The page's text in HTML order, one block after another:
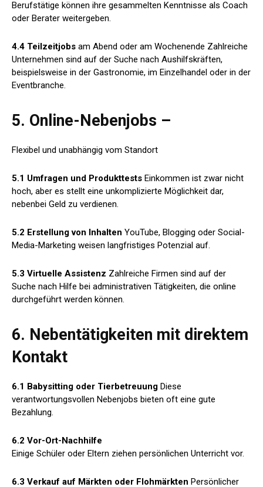
Berufstätige können ihre gesammelten Kenntnisse als Coach
oder Berater weitergeben.
4.4 Teilzeitjobs am Abend oder am Wochenende Zahlreiche
Unternehmen sind auf der Suche nach Aushilfskräften,
beispielsweise in der Gastronomie, im Einzelhandel oder in der
Eventbranche.
5. Online-Nebenjobs –
Flexibel und unabhängig vom Standort
5.1 Umfragen und Produkttests Einkommen ist zwar nicht
hoch, aber es stellt eine unkomplizierte Möglichkeit dar,
nebenbei Geld zu verdienen.
5.2 Erstellung von Inhalten YouTube, Blogging oder Social-
Media-Marketing weisen langfristiges Potenzial auf.
5.3 Virtuelle Assistenz Zahlreiche Firmen sind auf der
Suche nach Hilfe bei administrativen Tätigkeiten, die online
durchgeführt werden können.
6. Nebentätigkeiten mit direktem
Kontakt
6.1 Babysitting oder Tierbetreuung Diese
verantwortungsvollen Nebenjobs bieten oft eine gute
Bezahlung.
6.2 Vor-Ort-Nachhilfe
Einige Schüler oder Eltern ziehen persönlichen Unterricht vor.
6.3 Verkauf auf Märkten oder Flohmärkten Persönlicher